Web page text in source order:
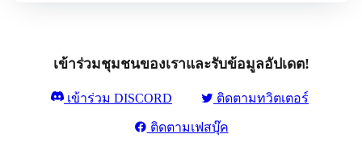
เข้าร่วมชุมชนของเราและรับข้อมูลอัปเดต!
เข้าร่วม DISCORD ติดตามทวิตเตอร์
ติดตามเฟสบุ๊ค